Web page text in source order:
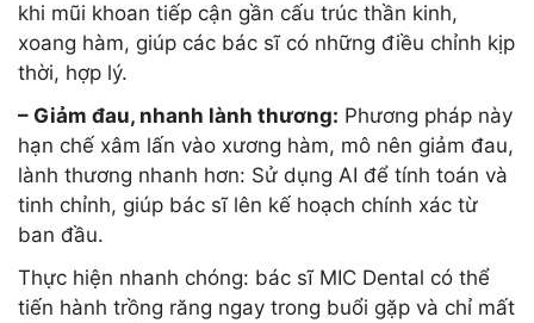
khi mũi khoan tiếp cận gần cấu trúc thần kinh,
xoang hàm, giúp các bác sĩ có những điều chỉnh kịp
thời, hợp lý.
– Giảm đau, nhanh lành thương: Phương pháp này
hạn chế xâm lấn vào xương hàm, mô nên giảm đau,
lành thương nhanh hơn: Sử dụng AI để tính toán và
tinh chỉnh, giúp bác sĩ lên kế hoạch chính xác từ
ban đầu.
Thực hiện nhanh chóng: bác sĩ MIC Dental có thể
tiến hành trồng răng ngay trong buổi gặp và chỉ mất